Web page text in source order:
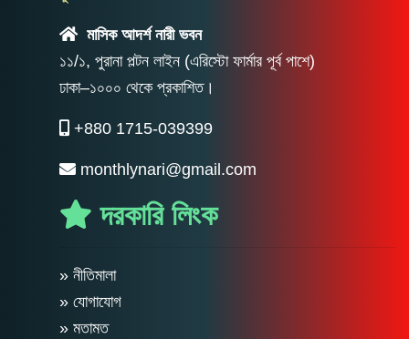
মাসিক আদর্শ নারী ভবন
১১/১, পুরানা পল্টন লাইন (এরিস্টো ফার্মার পূর্ব পাশে)
ঢাকা–১০০০ থেকে প্রকাশিত।
+880 1715-039399
monthlynari@gmail.com
দরকারি লিংক
» নীতিমালা
» যোগাযোগ
» মতামত